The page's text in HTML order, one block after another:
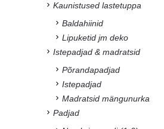
Kaunistused lastetuppa
Baldahiinid
Lipuketid jm deko
Istepadjad & madratsid
Põrandapadjad
Istepadjad
Madratsid mängunurka
Padjad